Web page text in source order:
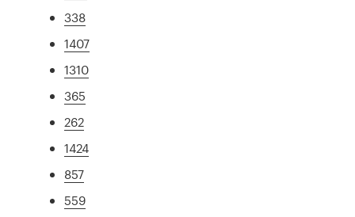
338
1407
1310
365
262
1424
857
559